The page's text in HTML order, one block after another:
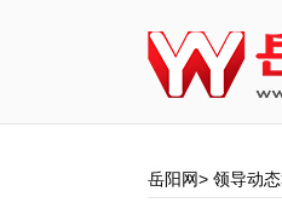
岳阳网> 领导动态